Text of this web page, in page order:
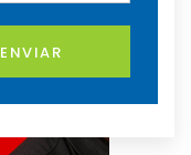
ENVIAR